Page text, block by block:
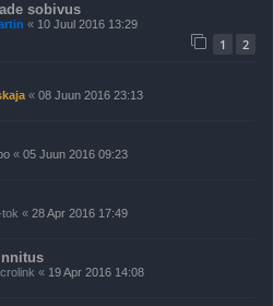
sobivus
« 10 Juul 2016 13:29
1 2
« 08 Juun 2016 23:13
« 05 Juun 2016 09:23
« 28 Apr 2016 17:49
« 19 Apr 2016 14:08